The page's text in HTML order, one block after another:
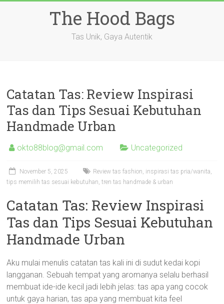
The Hood Bags
Tas Unik, Gaya Autentik
Catatan Tas: Review Inspirasi
Tas dan Tips Sesuai Kebutuhan
Handmade Urban
okto88blog@gmail.com Uncategorized
November 5, 2025
Review tas fashion, inspirasi tas pria/wanita,
tips memilih tas sesuai kebutuhan, tren tas handmade & urban
Catatan Tas: Review Inspirasi
Tas dan Tips Sesuai Kebutuhan
Handmade Urban
Aku mulai menulis catatan tas kali ini di sudut kedai kopi
langganan. Sebuah tempat yang aromanya selalu berhasil
membuat ide-ide kecil jadi lebih jelas: tas apa yang cocok
untuk gaya harian, tas apa yang membuat kita feel